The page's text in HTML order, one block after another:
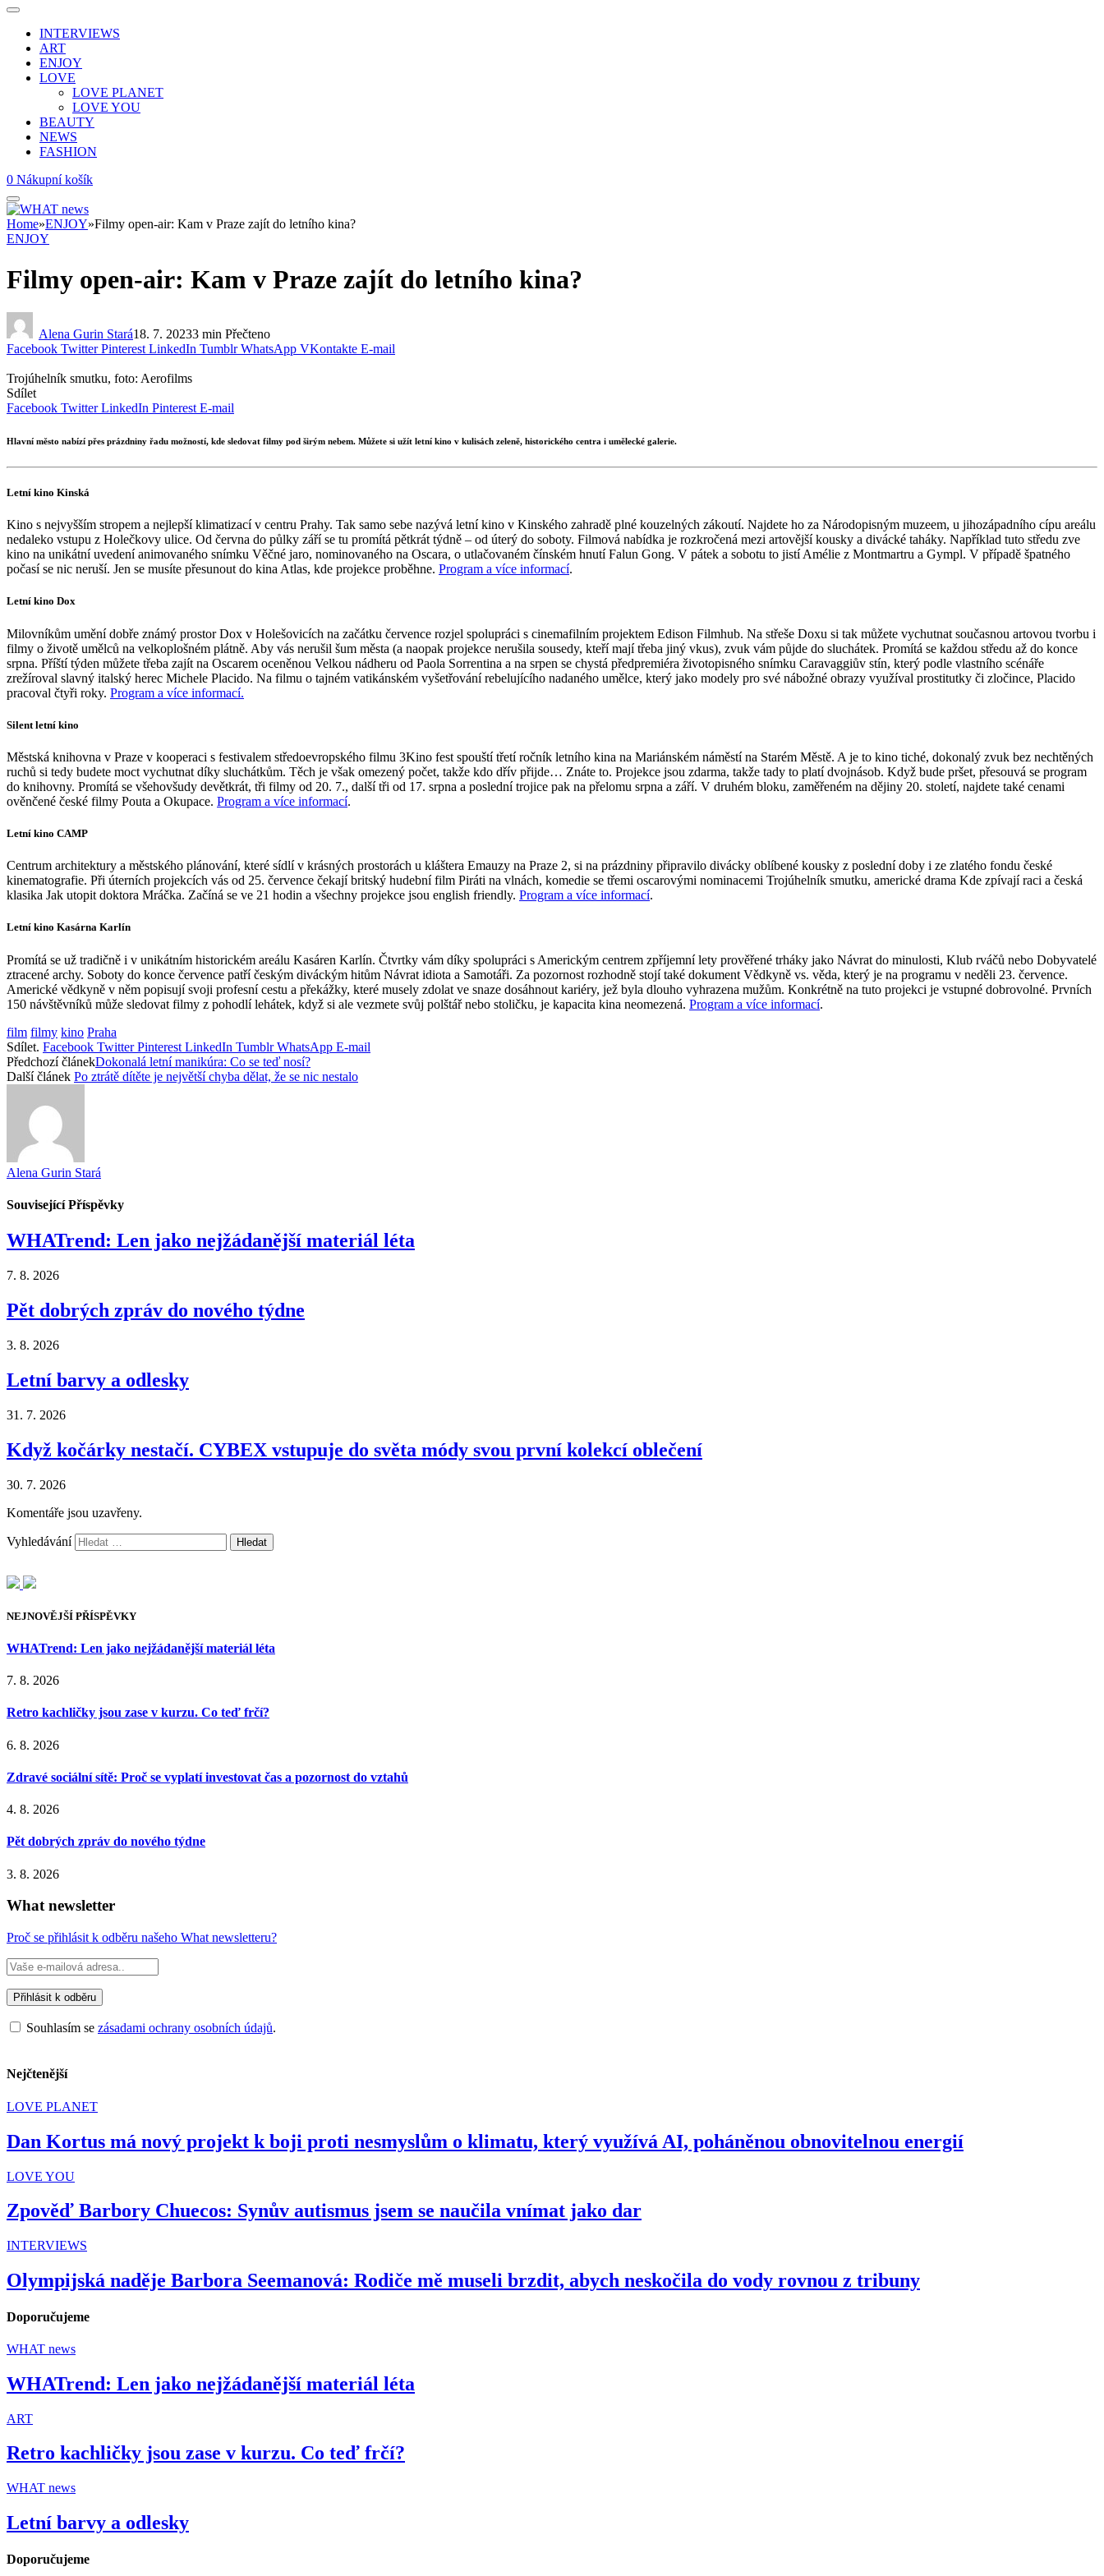
INTERVIEWS
ART
ENJOY
LOVE
LOVE PLANET
LOVE YOU
BEAUTY
NEWS
FASHION
0 Nákupní košík
Home»ENJOY»Filmy open-air: Kam v Praze zajít do letního kina?
ENJOY
Filmy open-air: Kam v Praze zajít do letního kina?
Alena Gurin Stará18. 7. 20233 min Přečteno
Facebook Twitter Pinterest LinkedIn Tumblr WhatsApp VKontakte E-mail
Trojúhelník smutku, foto: Aerofilms
Sdílet
Facebook Twitter LinkedIn Pinterest E-mail
Hlavní město nabízí přes prázdniny řadu možností, kde sledovat filmy pod širým nebem. Můžete si užít letní kino v kulisách zeleně, historického centra i umělecké galerie.
Letní kino Kinská
Kino s nejvyšším stropem a nejlepší klimatizací v centru Prahy. Tak samo sebe nazývá letní kino v Kinského zahradě plné kouzelných zákoutí. Najdete ho za Národopisným muzeem, u jihozápadního cípu areálu
nedaleko vstupu z Holečkovy ulice. Od června do půlky září se tu promítá pětkrát týdně – od úterý do soboty. Filmová nabídka je rozkročená mezi artovější kousky a divácké taháky. Například tuto středu zve
kino na unikátní uvedení animovaného snímku Věčné jaro, nominovaného na Oscara, o utlačovaném čínském hnutí Falun Gong. V pátek a sobotu to jistí Amélie z Montmartru a Gympl. V případě špatného
počasí se nic neruší. Jen se musíte přesunout do kina Atlas, kde projekce proběhne. Program a více informací.
Letní kino Dox
Milovníkům umění dobře známý prostor Dox v Holešovicích na začátku července rozjel spolupráci s cinemafilním projektem Edison Filmhub. Na střeše Doxu si tak můžete vychutnat současnou artovou tvorbu i
filmy o životě umělců na velkoplošném plátně. Aby vás nerušil šum města (a naopak projekce nerušila sousedy, kteří mají třeba jiný vkus), zvuk vám půjde do sluchátek. Promítá se každou středu až do konce
srpna. Příští týden můžete třeba zajít na Oscarem oceněnou Velkou nádheru od Paola Sorrentina a na srpen se chystá předpremiéra životopisného snímku Caravaggiův stín, který podle vlastního scénáře
zrežíroval slavný italský herec Michele Placido. Na filmu o tajném vatikánském vyšetřování rebelujícího nadaného umělce, který jako modely pro své nábožné obrazy využíval prostitutky či zločince, Placido
pracoval čtyři roky. Program a více informací.
Silent letní kino
Městská knihovna v Praze v kooperaci s festivalem středoevropského filmu 3Kino fest spouští třetí ročník letního kina na Mariánském náměstí na Starém Městě. A je to kino tiché, dokonalý zvuk bez nechtěných
ruchů si tedy budete moct vychutnat díky sluchátkům. Těch je však omezený počet, takže kdo dřív přijde… Znáte to. Projekce jsou zdarma, takže tady to platí dvojnásob. Když bude pršet, přesouvá se program
do knihovny. Promítá se všehovšudy devětkrát, tři filmy od 20. 7., další tři od 17. srpna a poslední trojice pak na přelomu srpna a září. V druhém bloku, zaměřeném na dějiny 20. století, najdete také cenami
ověnčené české filmy Pouta a Okupace. Program a více informací.
Letní kino CAMP
Centrum architektury a městského plánování, které sídlí v krásných prostorách u kláštera Emauzy na Praze 2, si na prázdniny připravilo divácky oblíbené kousky z poslední doby i ze zlatého fondu české
kinematografie. Při úterních projekcích vás od 25. července čekají britský hudební film Piráti na vlnách, komedie se třemi oscarovými nominacemi Trojúhelník smutku, americké drama Kde zpívají raci a česká
klasika Jak utopit doktora Mráčka. Začíná se ve 21 hodin a všechny projekce jsou english friendly. Program a více informací.
Letní kino Kasárna Karlín
Promítá se už tradičně i v unikátním historickém areálu Kasáren Karlín. Čtvrtky vám díky spolupráci s Americkým centrem zpříjemní lety prověřené trháky jako Návrat do minulosti, Klub rváčů nebo Dobyvatelé
ztracené archy. Soboty do konce července patří českým diváckým hitům Návrat idiota a Samotáři. Za pozornost rozhodně stojí také dokument Vědkyně vs. věda, který je na programu v neděli 23. července.
Americké vědkyně v něm popisují svoji profesní cestu a překážky, které musely zdolat ve snaze dosáhnout kariéry, jež byla dlouho vyhrazena mužům. Konkrétně na tuto projekci je vstupné dobrovolné. Prvních
150 návštěvníků může sledovat filmy z pohodlí lehátek, když si ale vezmete svůj polštář nebo stoličku, je kapacita kina neomezená. Program a více informací.
film filmy kino Praha
Sdílet. Facebook Twitter Pinterest LinkedIn Tumblr WhatsApp E-mail
Předchozí článekDokonalá letní manikúra: Co se teď nosí?
Další článek Po ztrátě dítěte je největší chyba dělat, že se nic nestalo
Alena Gurin Stará
SouvisejícíPříspěvky
WHATrend: Len jako nejžádanější materiál léta
7. 8. 2026
Pět dobrých zpráv do nového týdne
3. 8. 2026
Letní barvy a odlesky
31. 7. 2026
Když kočárky nestačí. CYBEX vstupuje do světa módy svou první kolekcí oblečení
30. 7. 2026
Komentáře jsou uzavřeny.
Vyhledávání
NEJNOVĚJŠÍ PŘÍSPĚVKY
WHATrend: Len jako nejžádanější materiál léta
7. 8. 2026
Retro kachličky jsou zase v kurzu. Co teď frčí?
6. 8. 2026
Zdravé sociální sítě: Proč se vyplatí investovat čas a pozornost do vztahů
4. 8. 2026
Pět dobrých zpráv do nového týdne
3. 8. 2026
What newsletter
Proč se přihlásit k odběru našeho What newsletteru?
Souhlasím se zásadami ochrany osobních údajů.
Nejčtenější
LOVE PLANET
Dan Kortus má nový projekt k boji proti nesmyslům o klimatu, který využívá AI, poháněnou obnovitelnou energií
LOVE YOU
Zpověď Barbory Chuecos: Synův autismus jsem se naučila vnímat jako dar
INTERVIEWS
Olympijská naděje Barbora Seemanová: Rodiče mě museli brzdit, abych neskočila do vody rovnou z tribuny
Doporučujeme
WHAT news
WHATrend: Len jako nejžádanější materiál léta
ART
Retro kachličky jsou zase v kurzu. Co teď frčí?
WHAT news
Letní barvy a odlesky
Doporučujeme